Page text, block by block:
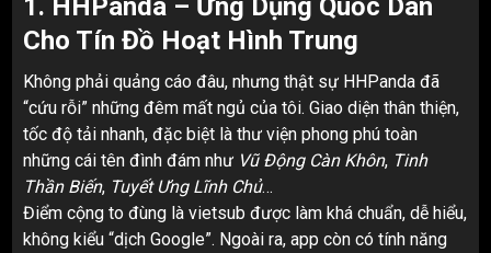
1. HHPanda – Ứng Dụng Quốc Dân
Cho Tín Đồ Hoạt Hình Trung
Không phải quảng cáo đâu, nhưng thật sự HHPanda đã
“cứu rỗi” những đêm mất ngủ của tôi. Giao diện thân thiện,
tốc độ tải nhanh, đặc biệt là thư viện phong phú toàn
những cái tên đình đám như Vũ Động Càn Khôn, Tinh
Thần Biến, Tuyết Ưng Lĩnh Chủ…
Điểm cộng to đùng là vietsub được làm khá chuẩn, dễ hiểu,
không kiểu “dịch Google”. Ngoài ra, app còn có tính năng